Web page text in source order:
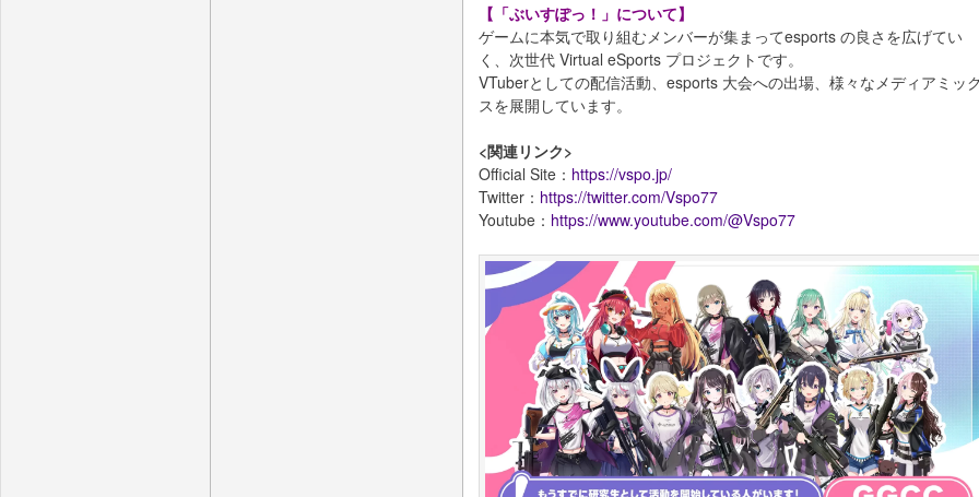
【「ぶいすぽっ！」について】
ゲームに本気で取り組むメンバーが集まってesports の良さを広げてい
く、次世代 Virtual eSports プロジェクトです。
VTuberとしての配信活動、esports 大会への出場、様々なメディアミッ
スを展開しています。
<関連リンク>
Official Site： https://vspo.jp/
Twitter： https://twitter.com/Vspo77
Youtube： https://www.youtube.com/@Vspo77